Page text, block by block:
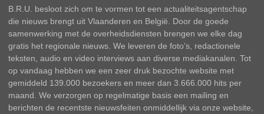
B.R.U. besloot zich om te vormen tot een actualiteitsagentschap
die nieuws brengt uit Vlaanderen en België. Door de goede
samenwerking met de overheidsdiensten brengen we elke dag
gratis het regionale nieuws. We leveren de foto’s, redactionele
teksten, audio en video interviews aan diverse mediakanalen. Tot
op vandaag hebben we een zeer druk bezochte website met
gemiddeld 139.000 bezoekers en meer dan 3.666.000 hits per
maand. We verzorgen op regelmatige basis een mailing en
berichten de recentste nieuwsfeiten onmiddellijk via onze website,